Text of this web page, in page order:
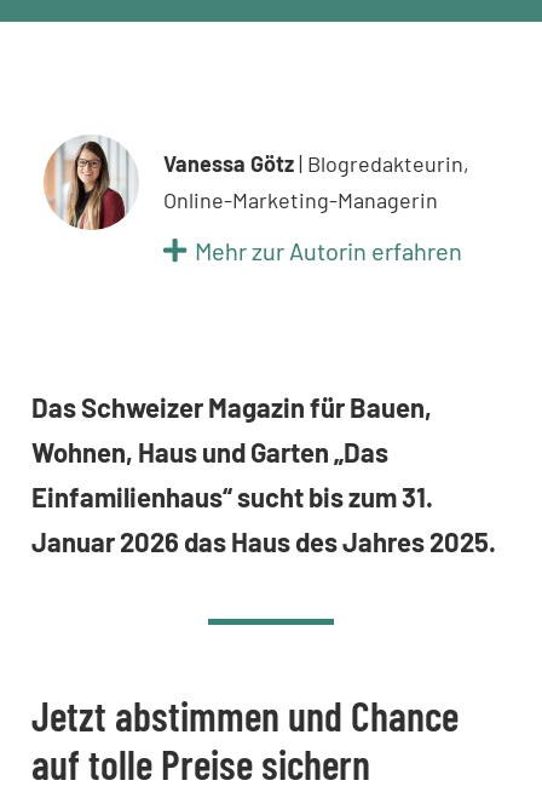
Vanessa Götz| Blogredakteurin,
Online-Marketing-Managerin
Mehr zur Autorin erfahren
Das Schweizer Magazin für Bauen,
Wohnen, Haus und Garten „Das
Einfamilienhaus“ sucht bis zum 31.
Januar 2026 das Haus des Jahres 2025.
Jetzt abstimmen und Chance
auf tolle Preise sichern